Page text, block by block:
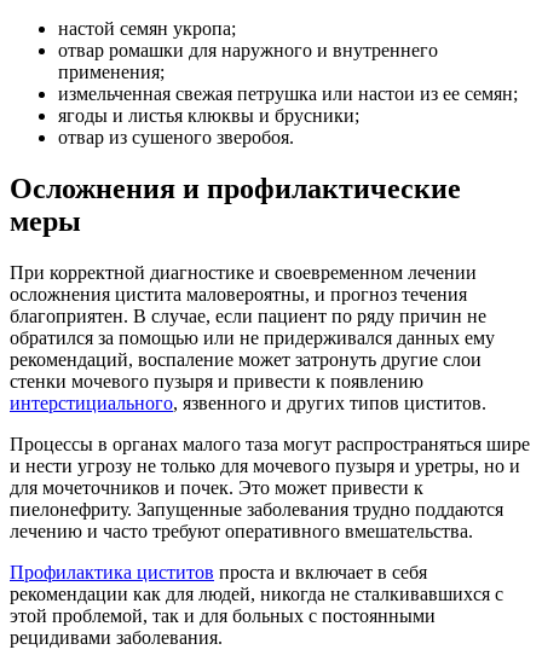
настой семян укропа;
отвар ромашки для наружного и внутреннего
применения;
измельченная свежая петрушка или настои из ее семян;
ягоды и листья клюквы и брусники;
отвар из сушеного зверобоя.
Осложнения и профилактические
меры
При корректной диагностике и своевременном лечении
осложнения цистита маловероятны, и прогноз течения
благоприятен. В случае, если пациент по ряду причин не
обратился за помощью или не придерживался данных ему
рекомендаций, воспаление может затронуть другие слои
стенки мочевого пузыря и привести к появлению
интерстициального, язвенного и других типов циститов.
Процессы в органах малого таза могут распространяться шире
и нести угрозу не только для мочевого пузыря и уретры, но и
для мочеточников и почек. Это может привести к
пиелонефриту. Запущенные заболевания трудно поддаются
лечению и часто требуют оперативного вмешательства.
Профилактика циститов проста и включает в себя
рекомендации как для людей, никогда не сталкивавшихся с
этой проблемой, так и для больных с постоянными
рецидивами заболевания.